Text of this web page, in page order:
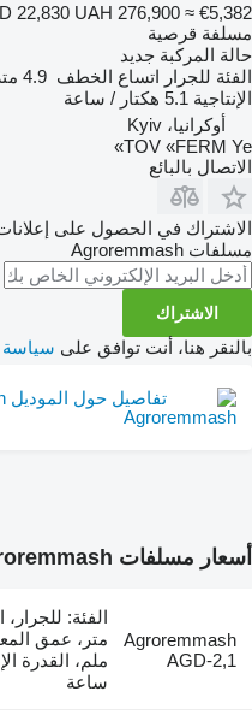
22,830 UAH 276,900 ≈ €5,382
مسلفة قرصية
حالة المركبة جديد
الفئة للجرار اتساع الخطف 4.9 متر
الإنتاجية 5.1 هكتار / ساعة
أوكرانيا، Kyiv
TOV «FERM Ye»
الاتصال بالبائع
الاشتراك في الحصول على
مسلفات Agroremmash
الاشتراك
بالنقر هنا، أنت توافق على سياسة
تفاصيل حول الموديل Agroremmash
أسعار مسلفات Agroremmash
Agroremmash
AGD-2,1
ساعة